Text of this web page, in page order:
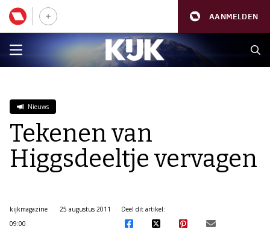
AANMELDEN
Nieuws
Tekenen van
Higgsdeeltje vervagen
kijkmagazine
25 augustus 2011
09:00
Deel dit artikel: